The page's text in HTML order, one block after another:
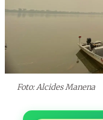
Foto: Alcides Manena